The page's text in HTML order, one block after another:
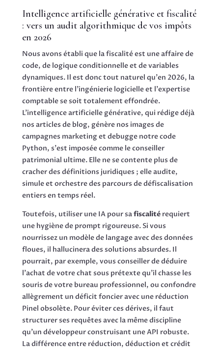
Intelligence artificielle générative et fiscalité
: vers un audit algorithmique de vos impôts
en 2026
Nous avons établi que la fiscalité est une affaire de
code, de logique conditionnelle et de variables
dynamiques. Il est donc tout naturel qu'en 2026, la
frontière entre l'ingénierie logicielle et l'expertise
comptable se soit totalement effondrée.
L'intelligence artificielle générative, qui rédige déjà
nos articles de blog, génère nos images de
campagnes marketing et debugge notre code
Python, s'est imposée comme le conseiller
patrimonial ultime. Elle ne se contente plus de
cracher des définitions juridiques ; elle audite,
simule et orchestre des parcours de défiscalisation
entiers en temps réel.
Toutefois, utiliser une IA pour safiscalitérequiert
une hygiène de prompt rigoureuse. Si vous
nourrissez un modèle de langage avec des données
floues, il hallucinera des solutions absurdes. Il
pourrait, par exemple, vous conseiller de déduire
l'achat de votre chat sous prétexte qu'il chasse les
souris de votre bureau professionnel, ou confondre
allègrement un déficit foncier avec une réduction
Pinel obsolète. Pour éviter ces dérives, il faut
structurer ses requêtes avec la même discipline
qu'un développeur construisant une API robuste.
La différence entre réduction, déduction et crédit